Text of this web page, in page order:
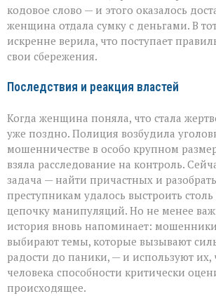
кодовое слово — и этого оказалось
женщина отдала сумку с деньгами. В
искренне верила, что поступает
свои сбережения.
Последствия и реакция властей
Когда женщина поняла, что стала
уже поздно. Полиция возбудила
мошенничестве в особо крупном
взяла расследование на контроль.
задача — найти причастных и
преступникам удалось выстроить
цепочку манипуляций. Но не менее
история вновь напоминает:
выбирают темы, которые вызывают
радости до паники, — и используют
человека способности критически
происходящее.